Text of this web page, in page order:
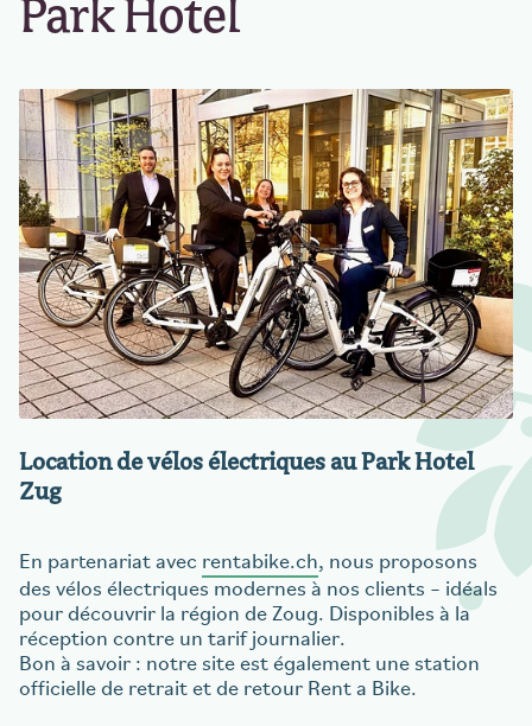
Park Hotel
Location de vélos électriques au Park Hotel
Zug
En partenariat avec rentabike.ch, nous proposons
des vélos électriques modernes à nos clients – idéals
pour découvrir la région de Zoug. Disponibles à la
réception contre un tarif journalier.
Bon à savoir : notre site est également une station
officielle de retrait et de retour Rent a Bike.